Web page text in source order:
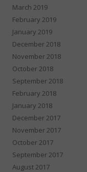
March 2019
February 2019
January 2019
December 2018
November 2018
October 2018
September 2018
February 2018
January 2018
December 2017
November 2017
October 2017
September 2017
August 2017